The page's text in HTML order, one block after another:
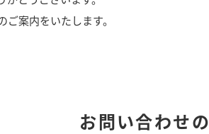
案内をいたします。
お問い合わせ